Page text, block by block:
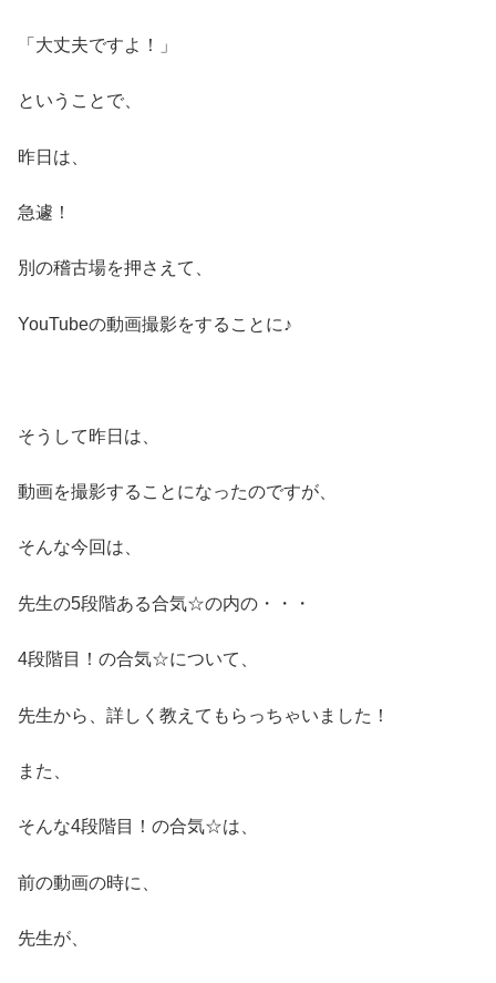
「大丈夫ですよ！」
ということで、
昨日は、
急遽！
別の稽古場を押さえて、
YouTubeの動画撮影をすることに♪
そうして昨日は、
動画を撮影することになったのですが、
そんな今回は、
先生の5段階ある合気☆の内の・・・
4段階目！の合気☆について、
先生から、詳しく教えてもらっちゃいました！
また、
そんな4段階目！の合気☆は、
前の動画の時に、
先生が、